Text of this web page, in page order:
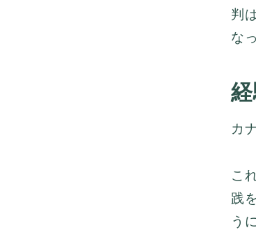
判
な
カ
こ
践
う